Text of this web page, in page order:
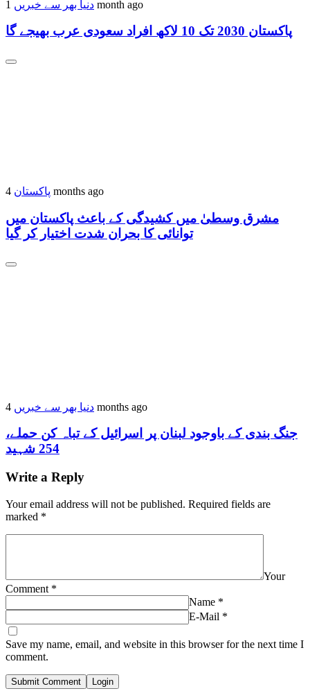
دنیا بھر سے خبریں 1 month ago
پاکستان 2030 تک 10 لاکھ افراد سعودی عرب بھیجے گا
پاکستان 4 months ago
مشرق وسطیٰ میں کشیدگی کے باعث پاکستان میں
توانائی کا بحران شدت اختیار کر گیا
دنیا بھر سے خبریں 4 months ago
جنگ بندی کے باوجود لبنان پر اسرائیل کے تباہ کن حملے،
254 شہید
Write a Reply
Your email address will not be published. Required fields are
marked *
Your
Comment *
Name *
E-Mail *
Save my name, email, and website in this browser for the next time I
comment.
Submit Comment Login